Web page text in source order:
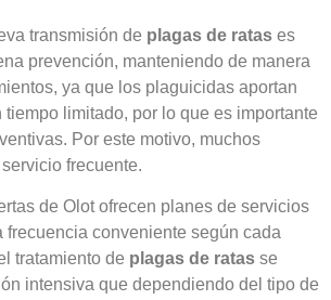
transmisión de plagas de ratas es
prevención, manteniendo de manera
ya que los plaguicidas aportan
limitado, por lo que es importante
Por este motivo, muchos
frecuente.
de Olot ofrecen planes de servicios
frecuencia conveniente según cada
tratamiento de plagas de ratas se
intensiva que dependiendo del tipo de